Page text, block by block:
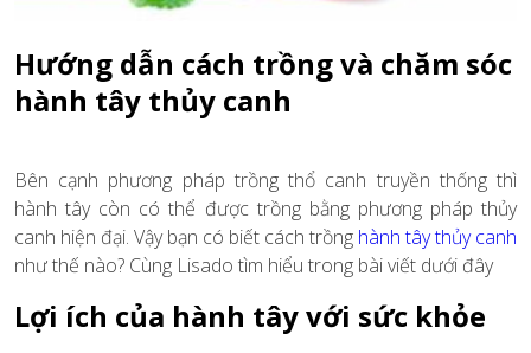
Hướng dẫn cách trồng và chăm sóc
hành tây thủy canh
Bên cạnh phương pháp trồng thổ canh truyền thống thì
hành tây còn có thể được trồng bằng phương pháp thủy
canh hiện đại. Vậy bạn có biết cách trồng hành tây thủy canh
như thế nào? Cùng Lisado tìm hiểu trong bài viết dưới đây
Lợi ích của hành tây với sức khỏe